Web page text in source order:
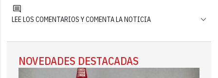
LEE LOS COMENTARIOS Y COMENTA LA NOTICIA
NOVEDADES DESTACADAS